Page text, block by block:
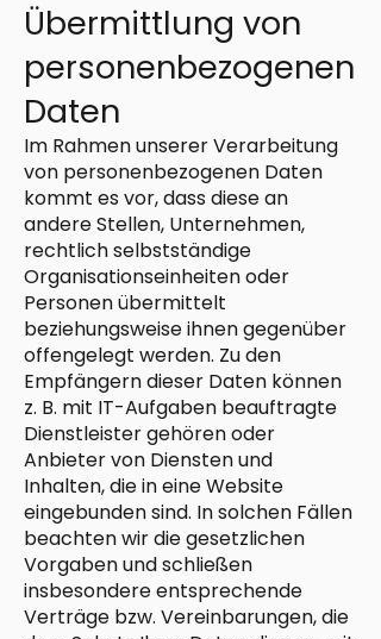
Übermittlung von
personenbezogenen
Daten
Im Rahmen unserer Verarbeitung
von personenbezogenen Daten
kommt es vor, dass diese an
andere Stellen, Unternehmen,
rechtlich selbstständige
Organisationseinheiten oder
Personen übermittelt
beziehungsweise ihnen gegenüber
offengelegt werden. Zu den
Empfängern dieser Daten können
z. B. mit IT-Aufgaben beauftragte
Dienstleister gehören oder
Anbieter von Diensten und
Inhalten, die in eine Website
eingebunden sind. In solchen Fällen
beachten wir die gesetzlichen
Vorgaben und schließen
insbesondere entsprechende
Verträge bzw. Vereinbarungen, die